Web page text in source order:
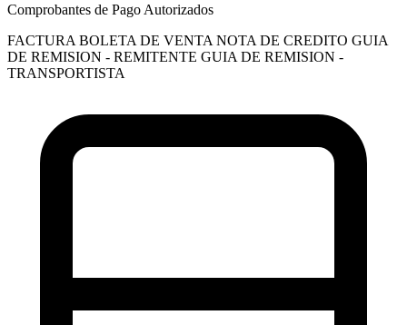
Comprobantes de Pago Autorizados
FACTURA BOLETA DE VENTA NOTA DE CREDITO GUIA
DE REMISION - REMITENTE GUIA DE REMISION -
TRANSPORTISTA